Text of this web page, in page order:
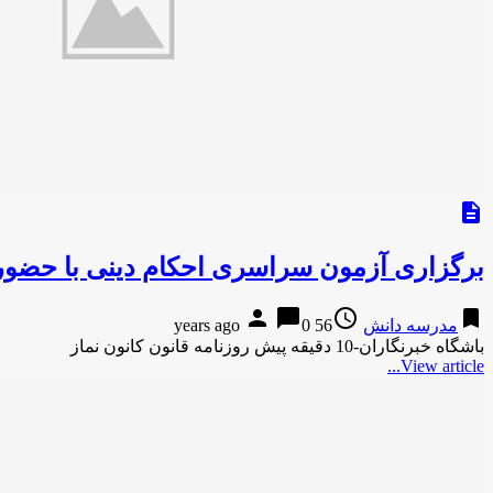
description
برگزاری آزمون سراسری احکام دینی با حضور 62 هزار دانش آموز استان
bookmark مدرسه دانش access_time
56 years ago
person chat_bubble0
باشگاه خبرنگاران-10 دقیقه پیش روزنامه قانون کانون نماز
View article...